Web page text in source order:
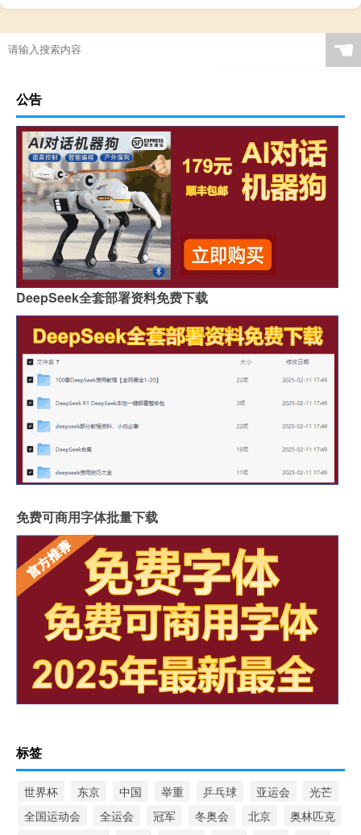
原神怎么换经验书
足球小球3什么意思
2020年世界杯足球赛在哪里举行
世界杯名额怎么分配 ☚
公告
DeepSeek全套部署资料免费下载
免费可商用字体批量下载
标签
世界杯 东京 中国 举重 乒乓球 亚运会
光芒
全国运动会
全运会 冠军 冬奥会 北京
奥林匹克